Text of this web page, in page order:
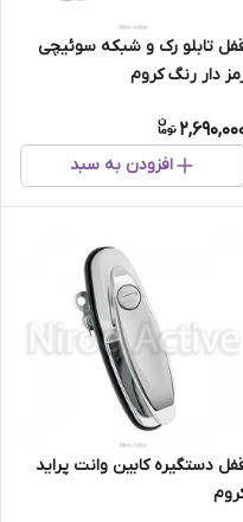
قفل تابلو رک و شبکه سوئیچی
دار رنگ کروم
افزودن به سبد
دستگیره کابین وانت پراید